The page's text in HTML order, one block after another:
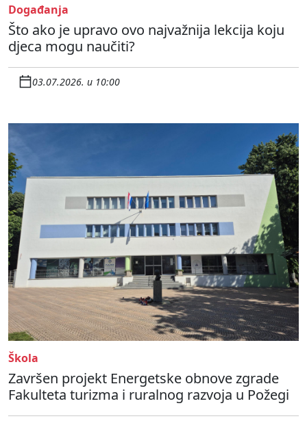
Događanja
Što ako je upravo ovo najvažnija lekcija koju
djeca mogu naučiti?
03.07.2026. u 10:00
Škola
Završen projekt Energetske obnove zgrade
Fakulteta turizma i ruralnog razvoja u Požegi